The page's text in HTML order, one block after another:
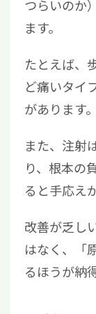
つらいのか
ます。
たとえば、
ど痛いタイ
があります。
また、注射
り、根本の
ると手応え
改善が乏し
はなく、「
るほうが納